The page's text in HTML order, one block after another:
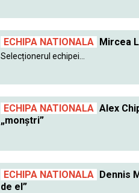
ECHIPA NATIONALA Mircea
Selecționerul echipei...
ECHIPA NATIONALA Alex
„monștri”
ECHIPA NATIONALA Dennis
de el”